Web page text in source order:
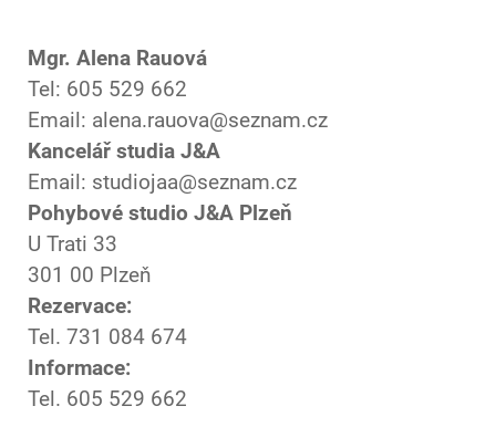
Mgr. Alena Rauová
Tel: 605 529 662
Email: alena.rauova@seznam.cz
Kancelář studia J&A
Email: studiojaa@seznam.cz
Pohybové studio J&A Plzeň
U Trati 33
301 00 Plzeň
Rezervace:
Tel. 731 084 674
Informace:
Tel. 605 529 662